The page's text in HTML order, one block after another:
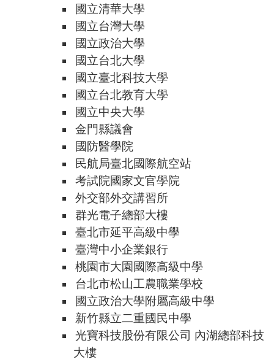
國立清華大學
國立台灣大學
國立政治大學
國立台北大學
國立臺北科技大學
國立台北教育大學
國立中央大學
金門縣議會
國防醫學院
民航局臺北國際航空站
考試院國家文官學院
外交部外交講習所
群光電子總部大樓
臺北市延平高級中學
臺灣中小企業銀行
桃園市大園國際高級中學
台北市松山工農職業學校
國立政治大學附屬高級中學
新竹縣立二重國民中學
光寶科技股份有限公司 內湖總部科技
大樓